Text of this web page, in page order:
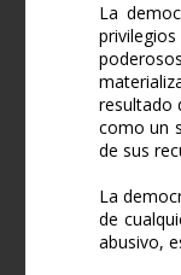
La
resultado
como un
de sus
La
de
abusivo,